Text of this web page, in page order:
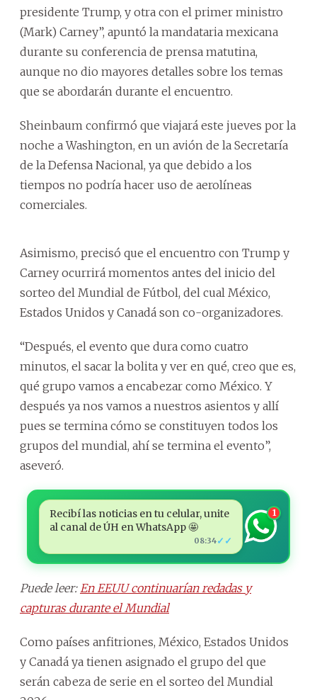
presidente Trump, y otra con el primer ministro
(Mark) Carney”, apuntó la mandataria mexicana
durante su conferencia de prensa matutina,
aunque no dio mayores detalles sobre los temas
que se abordarán durante el encuentro.
Sheinbaum confirmó que viajará este jueves por la
noche a Washington, en un avión de la Secretaría
de la Defensa Nacional, ya que debido a los
tiempos no podría hacer uso de aerolíneas
comerciales.
Asimismo, precisó que el encuentro con Trump y
Carney ocurrirá momentos antes del inicio del
sorteo del Mundial de Fútbol, del cual México,
Estados Unidos y Canadá son co-organizadores.
“Después, el evento que dura como cuatro
minutos, el sacar la bolita y ver en qué, creo que es,
qué grupo vamos a encabezar como México. Y
después ya nos vamos a nuestros asientos y allí
pues se termina cómo se constituyen todos los
grupos del mundial, ahí se termina el evento”,
aseveró.
Recibí las noticias en tu celular, unite
al canal de ÚH en WhatsApp 🤩
08:34✓✓
1
Puede leer: En EEUU continuarían redadas y
capturas durante el Mundial
Como países anfitriones, México, Estados Unidos
y Canadá ya tienen asignado el grupo del que
serán cabeza de serie en el sorteo del Mundial